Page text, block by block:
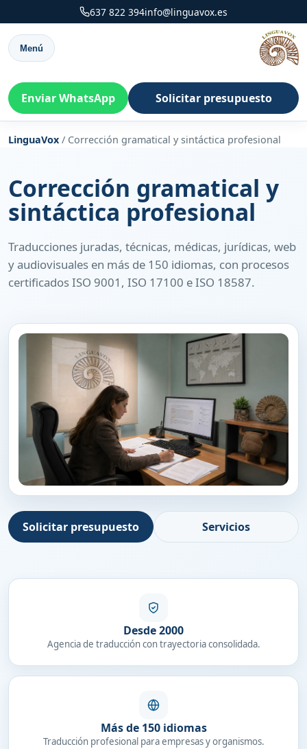
637 822 394info@linguavox.es
Menú
Enviar WhatsApp Solicitar presupuesto
LinguaVox / Corrección gramatical y sintáctica profesional
Corrección gramatical y
sintáctica profesional
Traducciones juradas, técnicas, médicas, jurídicas, web
y audiovisuales en más de 150 idiomas, con procesos
certificados ISO 9001, ISO 17100 e ISO 18587.
Solicitar presupuesto Servicios
Desde 2000
Agencia de traducción con trayectoria consolidada.
Más de 150 idiomas
Traducción profesional para empresas y organismos.